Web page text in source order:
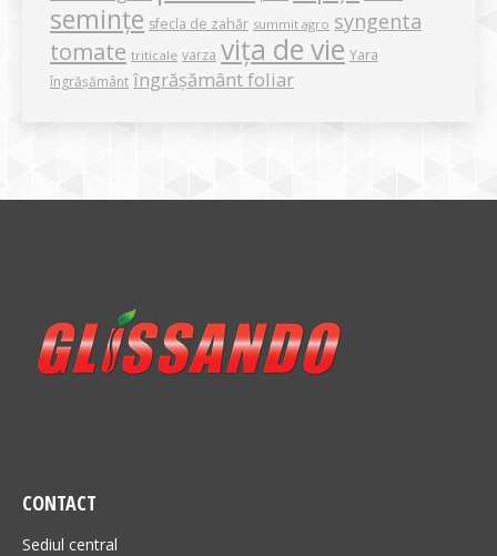
semințe sfecla de zahăr summit agro syngenta
tomate triticale varza vița de vie Yara
îngrășământ îngrășământ foliar
CONTACT
Sediul central